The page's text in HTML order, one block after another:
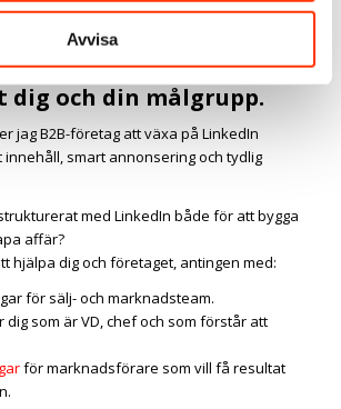
Avvisa
nå fler beslutsfattare
affär på LinkedIn?
så ser vi vad som
dig och din målgrupp.
jag B2B-företag att växa på LinkedIn
innehåll, smart annonsering och tydlig
med LinkedIn både för att bygga
affär?
hjälpa dig och företaget, antingen med:
för sälj- och marknadsteam.
som är VD, chef och som förstår att
för marknadsförare som vill få resultat